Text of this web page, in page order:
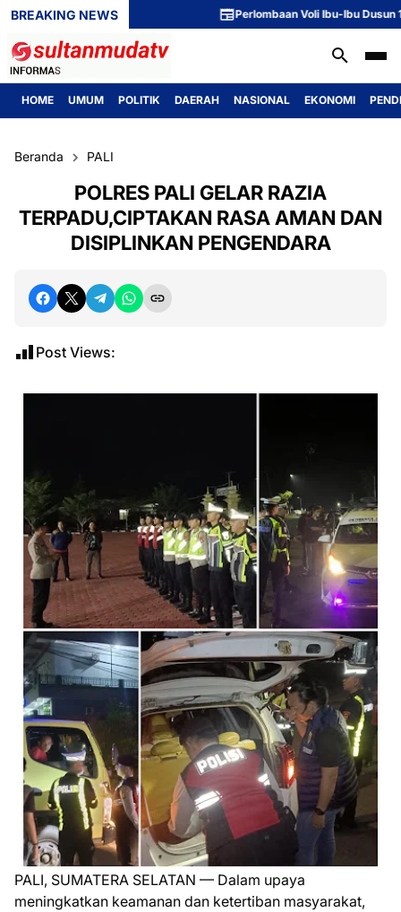
BREAKING NEWS Perlombaan Voli Ibu-Ibu Dusun 1
HOME UMUM POLITIK DAERAH NASIONAL EKONOMI
Beranda PALI
POLRES PALI GELAR RAZIA
TERPADU,CIPTAKAN RASA AMAN DAN
DISIPLINKAN PENGENDARA
Post Views:
PALI, SUMATERA SELATAN — Dalam upaya
meningkatkan keamanan dan ketertiban masyarakat,